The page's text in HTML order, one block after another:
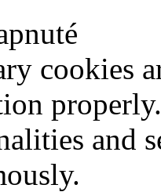
cookies
and